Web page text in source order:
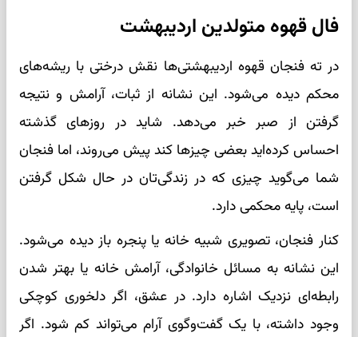
فال قهوه متولدین اردیبهشت
در ته فنجان قهوه اردیبهشتی‌ها نقش درختی با ریشه‌های
محکم دیده می‌شود. این نشانه از ثبات، آرامش و نتیجه
گرفتن از صبر خبر می‌دهد. شاید در روزهای گذشته
احساس کرده‌اید بعضی چیزها کند پیش می‌روند، اما فنجان
شما می‌گوید چیزی که در زندگی‌تان در حال شکل گرفتن
است، پایه محکمی دارد.
کنار فنجان، تصویری شبیه خانه یا پنجره باز دیده می‌شود.
این نشانه به مسائل خانوادگی، آرامش خانه یا بهتر شدن
رابطه‌ای نزدیک اشاره دارد. در عشق، اگر دلخوری کوچکی
وجود داشته، با یک گفت‌وگوی آرام می‌تواند کم شود. اگر